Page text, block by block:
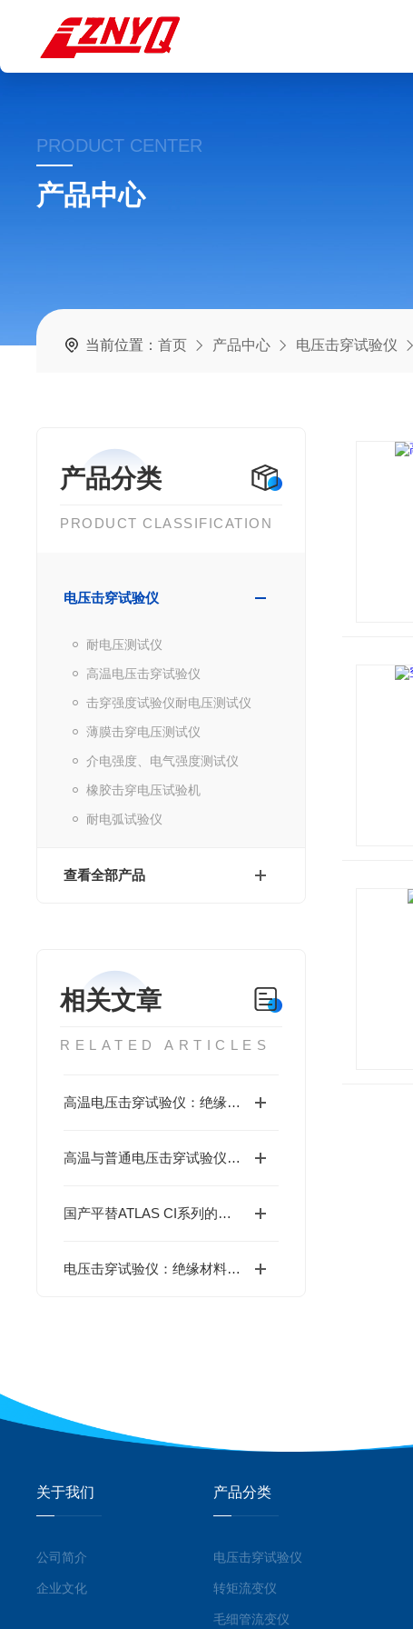
PRODUCT CENTER
产品中心
当前位置：首页 产品中心 电压击穿试验仪
产品分类
PRODUCT CLASSIFICATION
电压击穿试验仪
耐电压测试仪
高温电压击穿试验仪
击穿强度试验仪耐电压测试仪
薄膜击穿电压测试仪
介电强度、电气强度测试仪
橡胶击穿电压试验机
耐电弧试验仪
查看全部产品
相关文章
RELATED ARTICLES
高温电压击穿试验仪：绝缘材料性能评估的“试金石”
高温与普通电压击穿试验仪：差异、影响与价值解析
国产平替ATLAS CI系列的水冷氙灯灯管
电压击穿试验仪：绝缘材料电气强度的专业检测设备
关于我们
公司简介
企业文化
产品分类
电压击穿试验仪
转矩流变仪
毛细管流变仪